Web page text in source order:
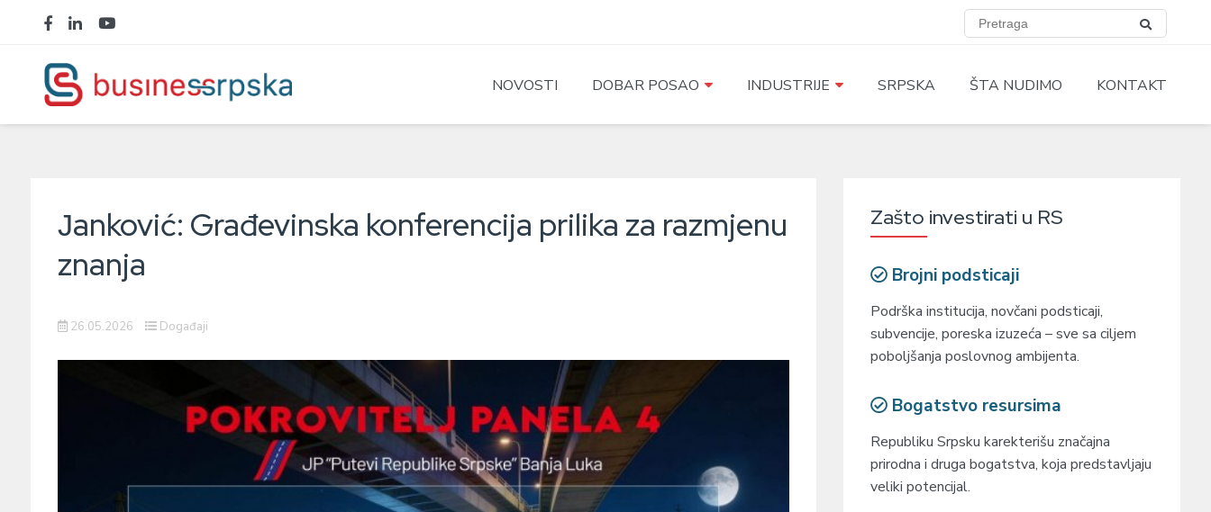
NOVOSTI DOBAR POSAO INDUSTRIJE SRPSKA ŠTA NUDIMO KONTAKT
Јanković: Građevinska konferencija prilika za razmjenu
znanja
26.05.2026 Događaji
Zašto investirati u RS
Brojni podsticaji
Podrška institucija, novčani podsticaji,
subvencije, poreska izuzeća – sve sa ciljem
poboljšanja poslovnog ambijenta.
Bogatstvo resursima
Republiku Srpsku karekterišu značajna
prirodna i druga bogatstva, koja predstavljaju
veliki potencijal.